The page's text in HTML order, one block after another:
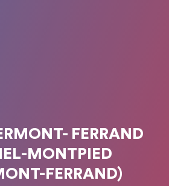
FERRAND
MONTPIED
FERRAND)